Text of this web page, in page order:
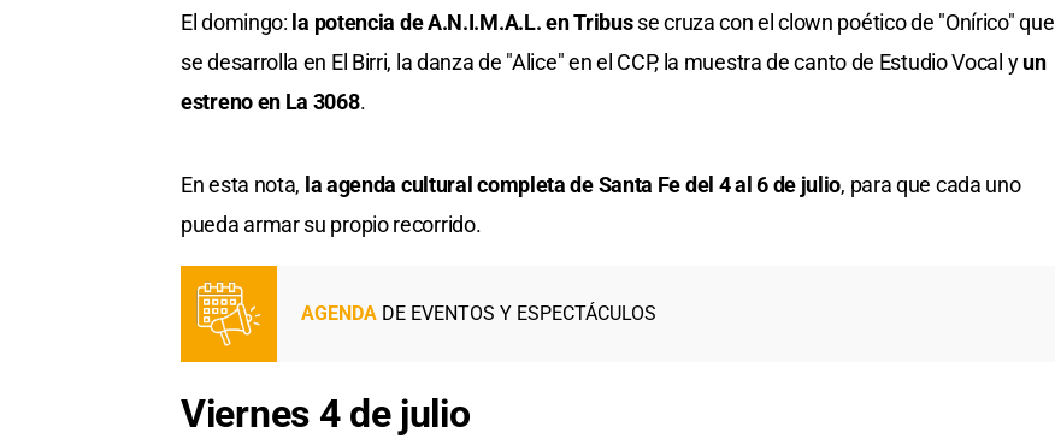
El domingo: la potencia de A.N.I.M.A.L. en Tribusse cruza con el clown poético de "Onírico" que
se desarrolla en El Birri, la danza de "Alice" en el CCP, la muestra de canto de Estudio Vocal yun
estreno en La 3068.
En esta nota, la agenda cultural completa de Santa Fe del 4 al 6 de julio, para que cada uno
pueda armar su propio recorrido.
AGENDA DE EVENTOS Y ESPECTÁCULOS
Viernes 4 de julio